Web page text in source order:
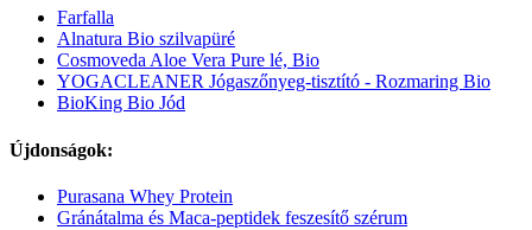
Farfalla
Alnatura Bio szilvapüré
Cosmoveda Aloe Vera Pure lé, Bio
YOGACLEANER Jógaszőnyeg-tisztító - Rozmaring Bio
BioKing Bio Jód
Újdonságok:
Purasana Whey Protein
Gránátalma és Maca-peptidek feszesítő szérum